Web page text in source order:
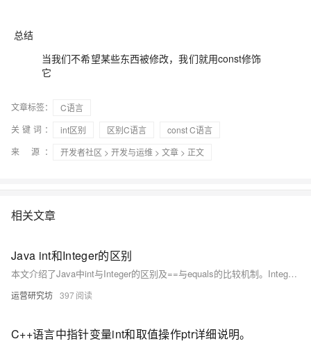
总结
当我们不希望某些东西被修改，我们就用const修饰
它
文章标签：
C语言
关键词：
int区别 区别C语言
const C语言
来 源：
开发者社区 > 开发与运维 > 文章 > 正文
相关文章
Java int和Integer的区别
本文介绍了Java中int与Integer的区别及==与equals的比较机制。Integer是int的包装类，支持null值。使用==比较时，int直接比较数值，而Integer比较对象地址；在-128至127范围内的Integer值可缓存，超出该范围或使用new创建时则返回不同对象。equals方法则始终比较实际数值。
运营研究坊 397
C++语言中指针变量int和取值操作ptr详细说明。